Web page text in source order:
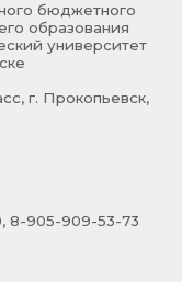
бюджетного
образования
университет
г. Прокопьевск,
8-905-909-53-73